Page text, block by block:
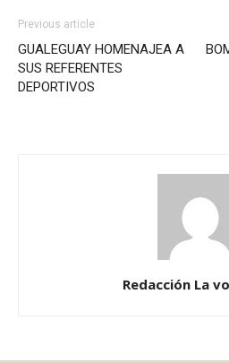
Previous article
GUALEGUAY HOMENAJEA A
SUS REFERENTES
DEPORTIVOS
Redacción La